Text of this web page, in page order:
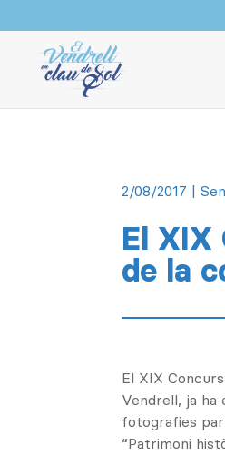
2/08/2017 |
El
de la
El XIX
Vendrell, ja ha
fotografies
“Patrimoni